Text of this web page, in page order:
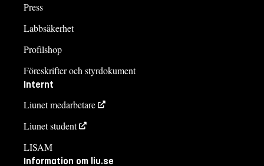
Press
Labbsäkerhet
Profilshop
Föreskrifter och styrdokument
Internt
Liunet medarbetare
Liunet student
LISAM
Information om liu.se